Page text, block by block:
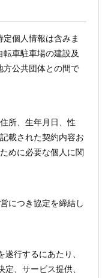
個人情報は含みま
車駐車場の建設及
方公共団体との間で
所、生年月日、性
載された契約内容お
めに必要な個人に関
につき協定を締結し
行するにあたり、
、サービス提供、